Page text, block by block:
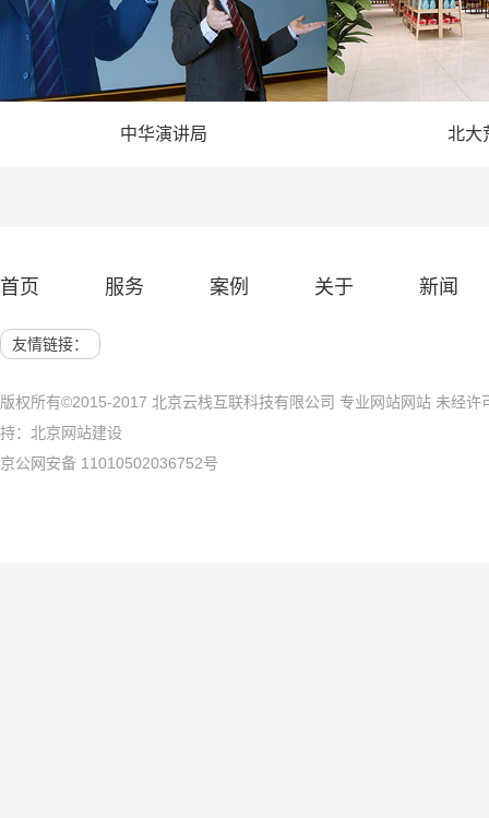
网站建设 展示网站
中华演讲局 北大
首页 服务 案例 关于 新闻
友情链接：
版权所有©2015-2017 北京云栈互联科技有限公司 专业网站网站 未经许
持： 北京网站建设
京公网安备 11010502036752号